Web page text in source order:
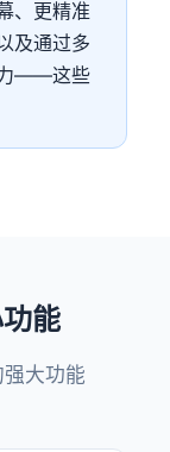
、更精准
及通过多
力——这些
能
大功能